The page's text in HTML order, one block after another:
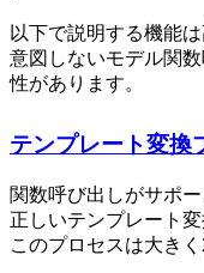
以下で説明する機能
意図しないモデル関
性があります。
テンプレート変換
関数呼び出しがサポ
正しいテンプレート
このプロセスは大き